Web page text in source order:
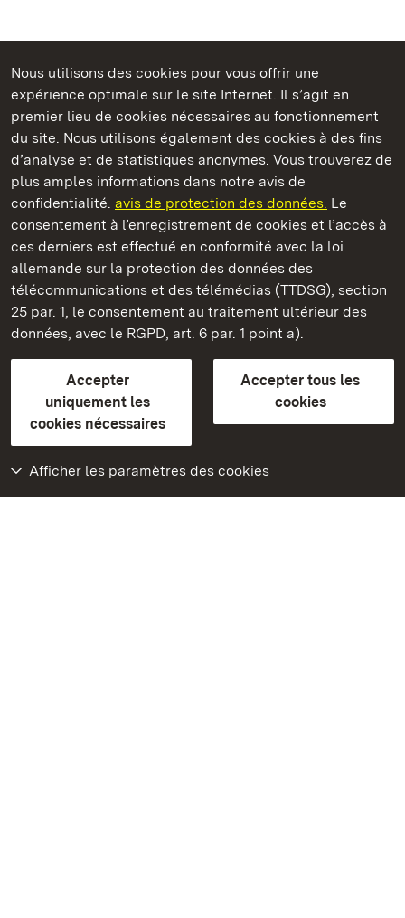
Nous utilisons des cookies pour vous offrir une
expérience optimale sur le site Internet. Il s’agit en
premier lieu de cookies nécessaires au fonctionnement
du site. Nous utilisons également des cookies à des fins
d’analyse et de statistiques anonymes. Vous trouverez de
plus amples informations dans notre avis de
confidentialité. avis de protection des données. Le
consentement à l’enregistrement de cookies et l’accès à
ces derniers est effectué en conformité avec la loi
allemande sur la protection des données des
télécommunications et des télémédias (TTDSG), section
25 par. 1, le consentement au traitement ultérieur des
données, avec le RGPD, art. 6 par. 1 point a).
Accepter
uniquement les
cookies nécessaires
Accepter tous les
cookies
Afficher les paramètres des cookies
Châteaux et jardins publics du Bade-Wurtemberg
Staatliche Schlösser und Gärten Baden‑Württemberg
Châteaux et jardins publics du Bade-Wurtemberg
ContactFAQ et réponsesMentions légales
Protection des données
Explications sur l’accessibilité
BITV-konform (geprüfte Seiten)
plus loin
Accueil
Monuments
Rendez-nous visite